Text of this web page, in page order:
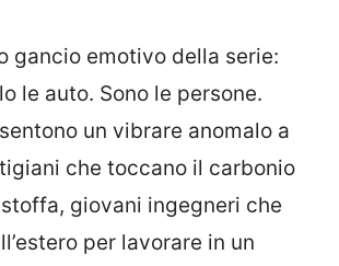
gancio emotivo della serie:
le auto. Sono le persone.
un vibrare anomalo a
che toccano il carbonio
giovani ingegneri che
per lavorare in un